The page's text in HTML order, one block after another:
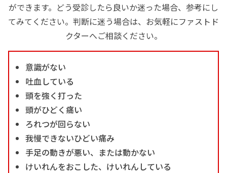
ができます。どう受診したら良いか迷った場合、参考にし
てみてください。判断に迷う場合は、お気軽にファストド
クターへご相談ください。
意識がない
吐血している
頭を強く打った
頭がひどく痛い
ろれつが回らない
我慢できないひどい痛み
手足の動きが悪い、または動かない
けいれんをおこした、けいれんしている